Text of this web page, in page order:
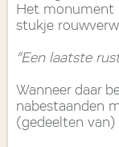
Het monument
stukje
“Een laatste
Wanneer daar
nabestaanden
(gedeelten